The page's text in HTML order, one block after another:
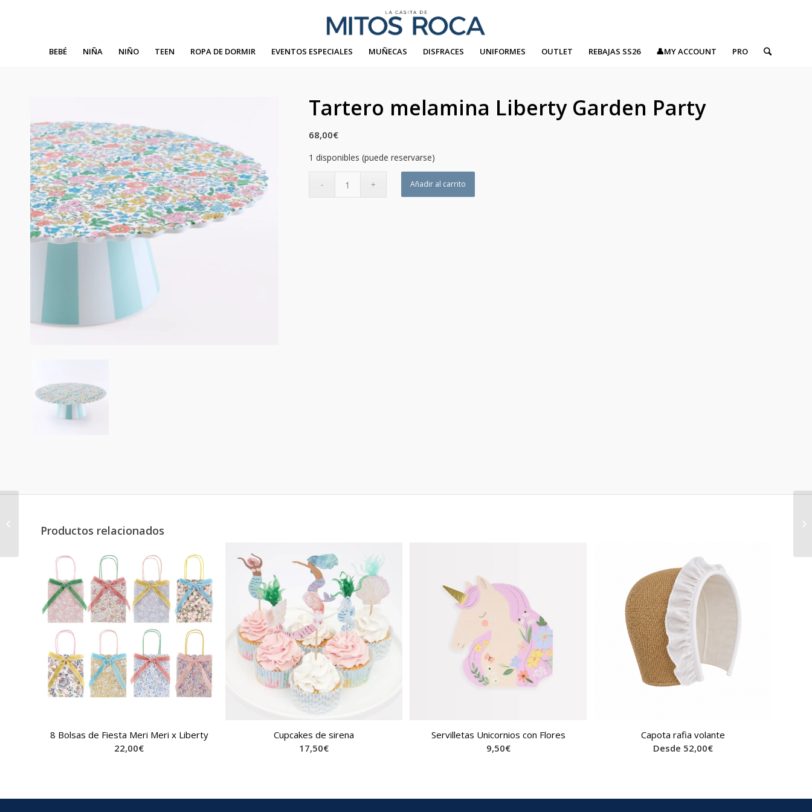
BEBÉ NIÑA NIÑO TEEN ROPA DE DORMIR EVENTOS ESPECIALES MUÑECAS DISFRACES UNIFORMES OUTLET REBAJAS SS26 👤MY ACCOUNT PRO
Tartero melamina Liberty Garden Party
68,00€
1 disponibles (puede reservarse)
Añadir al carrito
Productos relacionados
8 Bolsas de Fiesta Meri Meri x Liberty
22,00€
Cupcakes de sirena
17,50€
Servilletas Unicornios con Flores
9,50€
Capota rafia volante
Desde 52,00€
Garden Party (Pack de